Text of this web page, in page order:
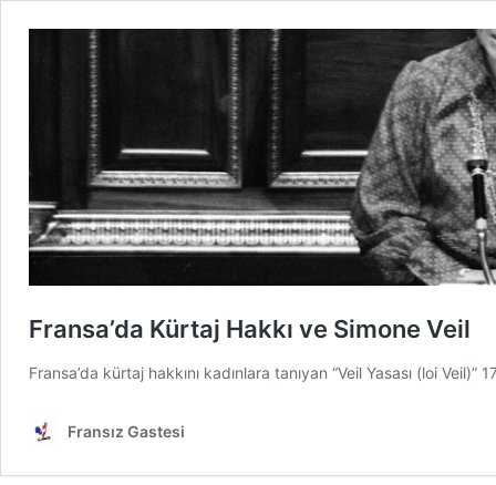
Fransa’da Kürtaj Hakkı ve Simone Veil
Fransa’da kürtaj hakkını kadınlara tanıyan “Veil Yasası (loi
Fransız Gastesi